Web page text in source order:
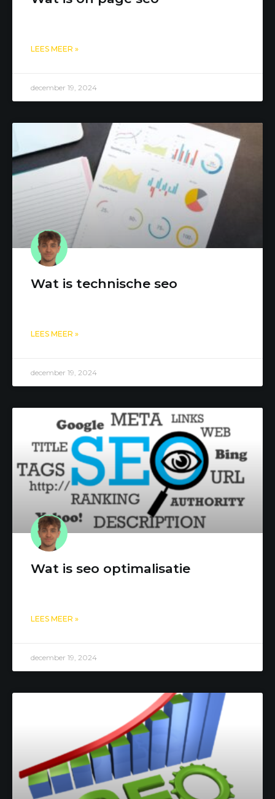
LEES MEER »
december 19, 2024
Wat is technische seo
LEES MEER »
december 19, 2024
Wat is seo optimalisatie
LEES MEER »
december 19, 2024